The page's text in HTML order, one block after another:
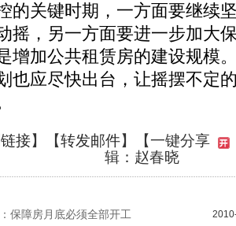
关键时期，一方面要继续
摇，另一方面要进一步加大
增加公共租赁房的建设规模
也应尽快出台，让摇摆不定
接】【转发邮件】
【一键分享
辑：赵春晓
保障房月底必须全部开工